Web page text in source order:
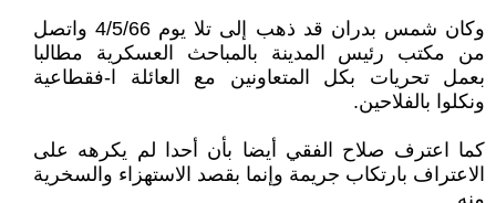
وكان شمس بدران قد ذهب إلى تلا يوم 4/5/66 واتصل
من مكتب رئيس المدينة بالمباحث العسكرية مطالبا
بعمل تحريات بكل المتعاونين مع العائلة ا-فقطاعية
ونكلوا بالفلاحين.
كما اعترف صلاح الفقي أيضا بأن أحدا لم يكرهه على
الاعتراف بارتكاب جريمة وإنما بقصد الاستهزاء والسخرية